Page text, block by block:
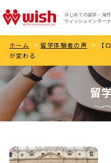
はじめての留学・海
ウィッシュインター
ホーム > 留学体験者の声 >
【
が変わる
留